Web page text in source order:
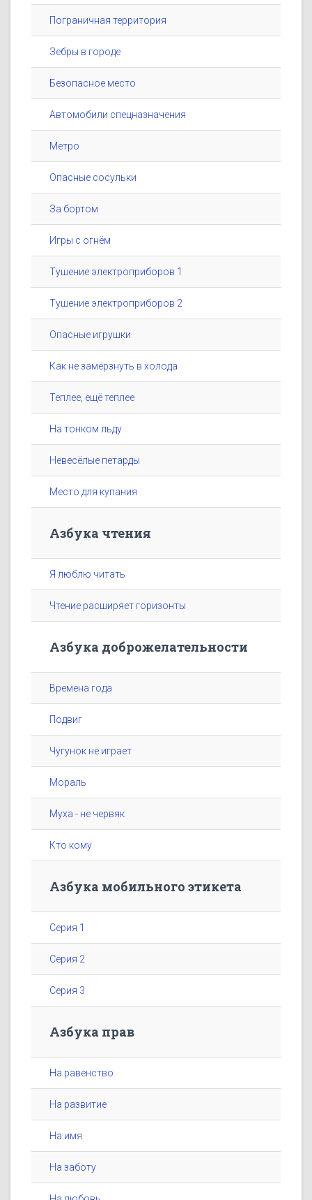
Пограничная территория
Зебры в городе
Безопасное место
Автомобили спецназначения
Метро
Опасные сосульки
За бортом
Игры с огнём
Тушение электроприборов 1
Тушение электроприборов 2
Опасные игрушки
Как не замёрзнуть в холода
Теплее, ещё теплее
На тонком льду
Невесёлые петарды
Место для купания
Азбука чтения
Я люблю читать
Чтение расширяет горизонты
Азбука доброжелательности
Времена года
Подвиг
Чугунок не играет
Мораль
Муха - не червяк
Кто кому
Азбука мобильного этикета
Серия 1
Серия 2
Серия 3
Азбука прав
На равенство
На развитие
На имя
На заботу